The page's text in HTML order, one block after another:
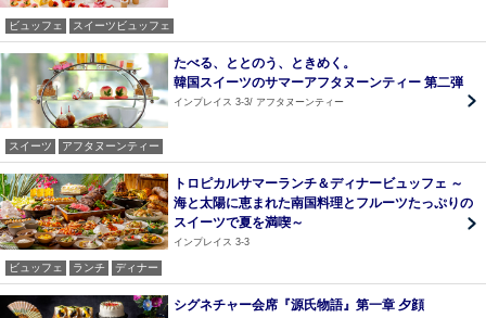
ビュッフェ スイーツビュッフェ
たべる、ととのう、ときめく。
韓国スイーツのサマーアフタヌーンティー 第二弾
インプレイス 3-3 アフタヌーンティー
スイーツ アフタヌーンティー
トロピカルサマーランチ＆ディナービュッフェ ～
海と太陽に恵まれた南国料理とフルーツたっぷりの
スイーツで夏を満喫～
インプレイス 3-3
ビュッフェ ランチ ディナー
シグネチャー会席『源氏物語』第一章 夕顔